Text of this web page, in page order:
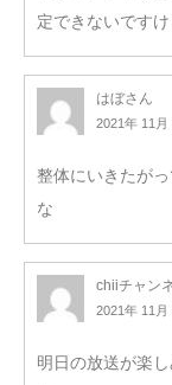
定できないですけ
はぼさん
2021年 11月
整体にいきたが
な
chiiチャン
2021年 11月
明日の放送が楽